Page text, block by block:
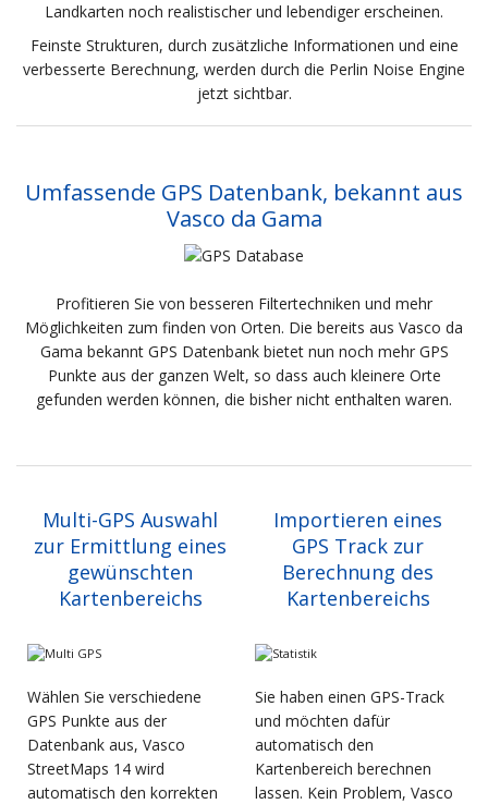
Landkarten noch realistischer und lebendiger erscheinen.
Feinste Strukturen, durch zusätzliche Informationen und eine
verbesserte Berechnung, werden durch die Perlin Noise Engine
jetzt sichtbar.
Umfassende GPS Datenbank, bekannt aus
Vasco da Gama
Profitieren Sie von besseren Filtertechniken und mehr
Möglichkeiten zum finden von Orten. Die bereits aus Vasco da
Gama bekannt GPS Datenbank bietet nun noch mehr GPS
Punkte aus der ganzen Welt, so dass auch kleinere Orte
gefunden werden können, die bisher nicht enthalten waren.
Multi-GPS Auswahl
zur Ermittlung eines
gewünschten
Kartenbereichs
Importieren eines
GPS Track zur
Berechnung des
Kartenbereichs
Wählen Sie verschiedene
GPS Punkte aus der
Datenbank aus, Vasco
StreetMaps 14 wird
automatisch den korrekten
Sie haben einen GPS-Track
und möchten dafür
automatisch den
Kartenbereich berechnen
lassen. Kein Problem, Vasco